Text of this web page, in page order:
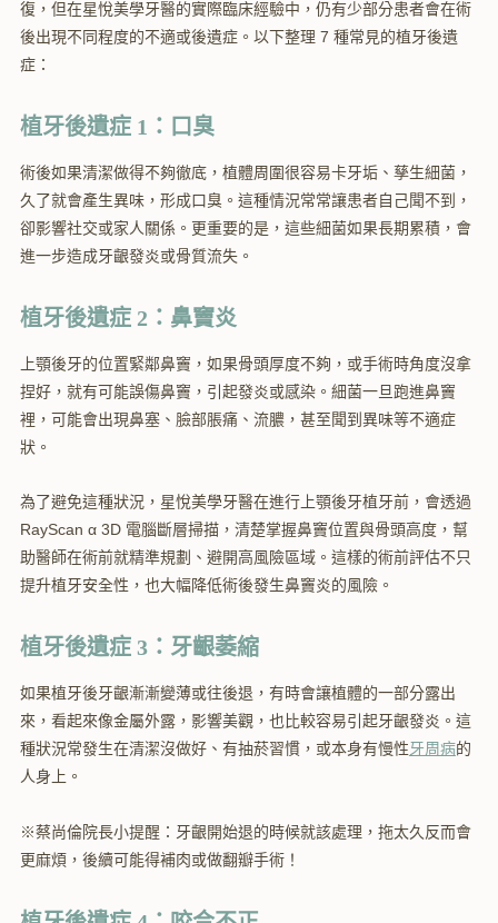
復，但在星悅美學牙醫的實際臨床經驗中，仍有少部分患者會在術
後出現不同程度的不適或後遺症。以下整理 7 種常見的植牙後遺
症：
植牙後遺症 1：口臭
術後如果清潔做得不夠徹底，植體周圍很容易卡牙垢、孳生細菌，
久了就會產生異味，形成口臭。這種情況常常讓患者自己聞不到，
卻影響社交或家人關係。更重要的是，這些細菌如果長期累積，會
進一步造成牙齦發炎或骨質流失。
植牙後遺症 2：鼻竇炎
上顎後牙的位置緊鄰鼻竇，如果骨頭厚度不夠，或手術時角度沒拿
捏好，就有可能誤傷鼻竇，引起發炎或感染。細菌一旦跑進鼻竇
裡，可能會出現鼻塞、臉部脹痛、流膿，甚至聞到異味等不適症
狀。
為了避免這種狀況，星悅美學牙醫在進行上顎後牙植牙前，會透過
RayScan α 3D 電腦斷層掃描，清楚掌握鼻竇位置與骨頭高度，幫
助醫師在術前就精準規劃、避開高風險區域。這樣的術前評估不只
提升植牙安全性，也大幅降低術後發生鼻竇炎的風險。
植牙後遺症 3：牙齦萎縮
如果植牙後牙齦漸漸變薄或往後退，有時會讓植體的一部分露出
來，看起來像金屬外露，影響美觀，也比較容易引起牙齦發炎。這
種狀況常發生在清潔沒做好、有抽菸習慣，或本身有慢性牙周病的
人身上。
※蔡尚倫院長小提醒：牙齦開始退的時候就該處理，拖太久反而會
更麻煩，後續可能得補肉或做翻瓣手術！